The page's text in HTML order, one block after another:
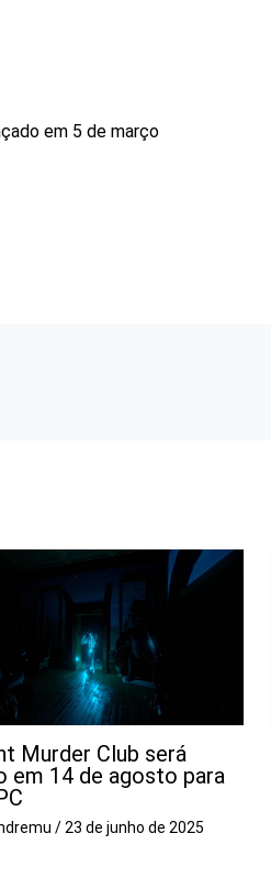
em 5 de março
Murder Club será
em 14 de agosto para
/ 23 de junho de 2025